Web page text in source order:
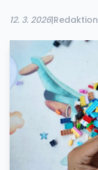
12. 3. 2026|Redaktion